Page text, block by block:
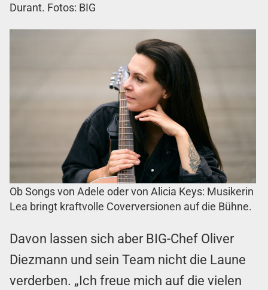
Durant. Fotos: BIG
Ob Songs von Adele oder von Alicia Keys: Musikerin
Lea bringt kraftvolle Coverversionen auf die Bühne.
Davon lassen sich aber BIG-Chef Oliver
Diezmann und sein Team nicht die Laune
verderben. „Ich freue mich auf die vielen